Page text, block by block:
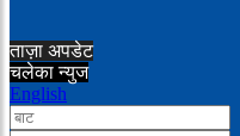
ताज़ा अपडेट
चलेका न्युज
English